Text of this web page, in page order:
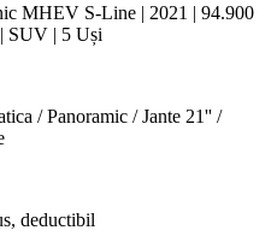
MHEV S-Line | 2021 | 94.900
SUV | 5 Uși
/ Panoramic / Jante 21'' /
deductibil